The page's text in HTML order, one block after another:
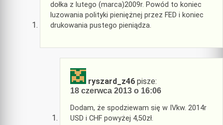
dołka z lutego (marca)2009r. Powód to koniec
luzowania polityki pieniężnej przez FED i koniec
drukowania pustego pieniądza.
ryszard_z46 pisze:
18 czerwca 2013 o 16:06
Dodam, że spodziewam się w IVkw. 2014r
USD i CHF powyżej 4,50zł.